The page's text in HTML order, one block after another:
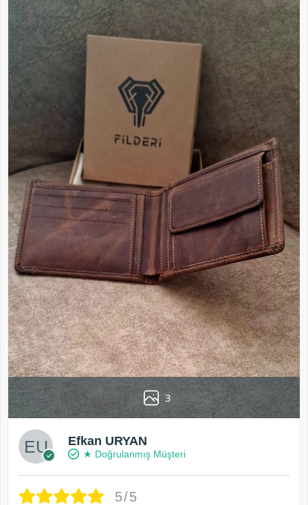
3
Efkan URYAN
★ Doğrulanmış Müşteri
5/5